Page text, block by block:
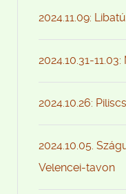
2024.11.09:
2024.10.31-
2024.10.26:
2024.10.05.
Velencei-tavon